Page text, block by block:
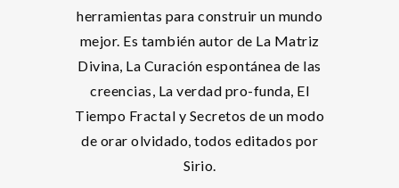
herramientas para construir un mundo
mejor. Es también autor de La Matriz
Divina, La Curación espontánea de las
creencias, La verdad pro-funda, El
Tiempo Fractal y Secretos de un modo
de orar olvidado, todos editados por
Sirio.